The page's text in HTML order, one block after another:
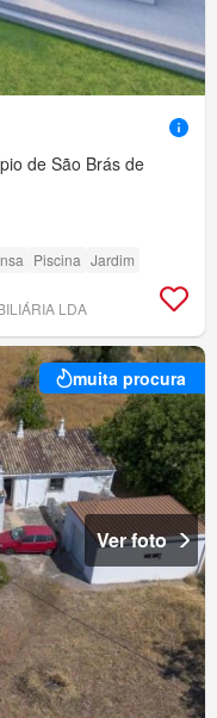
de São Brás de
Piscina Jardim
LDA
muita procura
Ver foto